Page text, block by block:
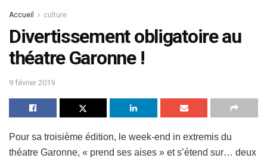
Accueil culture
Divertissement obligatoire au
théatre Garonne !
9 février 2019
Pour sa troisième édition, le week-end in extremis du
théatre Garonne, « prend ses aises » et s’étend sur… deux